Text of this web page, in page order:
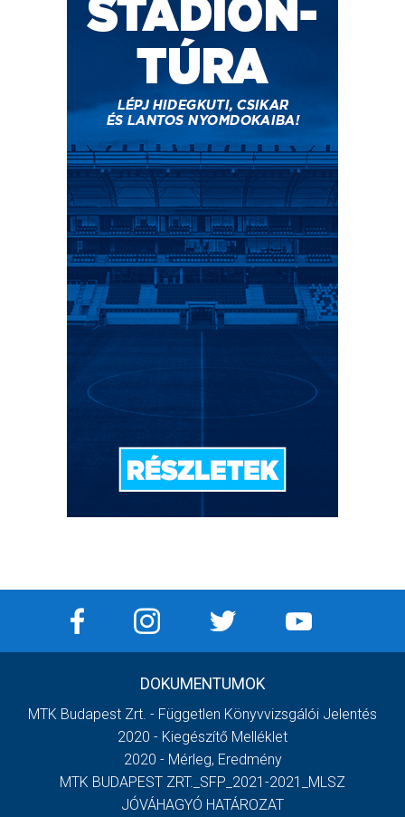
DOKUMENTUMOK
MTK Budapest Zrt. - Független Könyvvizsgálói Jelentés
2020 - Kiegészítő Melléklet
2020 - Mérleg, Eredmény
MTK BUDAPEST ZRT._SFP_2021-2021_MLSZ
JÓVÁHAGYÓ HATÁROZAT